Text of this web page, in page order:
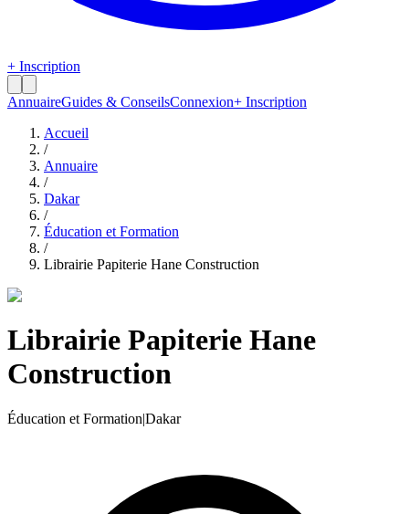
+ Inscription
AnnuaireGuides & ConseilsConnexion+ Inscription
Accueil
/
Annuaire
/
Dakar
/
Éducation et Formation
/
Librairie Papiterie Hane Construction
Librairie Papiterie Hane
Construction
Éducation et Formation|Dakar